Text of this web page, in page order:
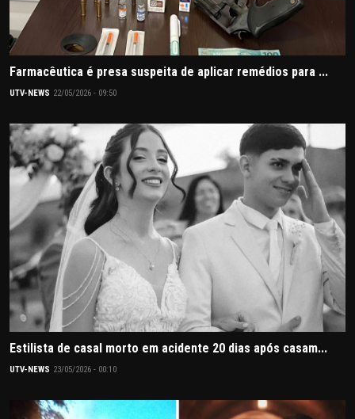
Farmacêutica é presa suspeita de aplicar remédios para ...
UTV-NEWS 22/05/2026 - 09:50
Estilista de casal morto em acidente 20 dias após casam...
UTV-NEWS 23/05/2026 - 00:10